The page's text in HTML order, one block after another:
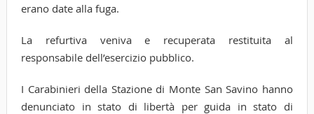
erano date alla fuga.
La refurtiva veniva e recuperata restituita al
responsabile dell’esercizio pubblico.
I Carabinieri della Stazione di Monte San Savino hanno
denunciato in stato di libertà per guida in stato di